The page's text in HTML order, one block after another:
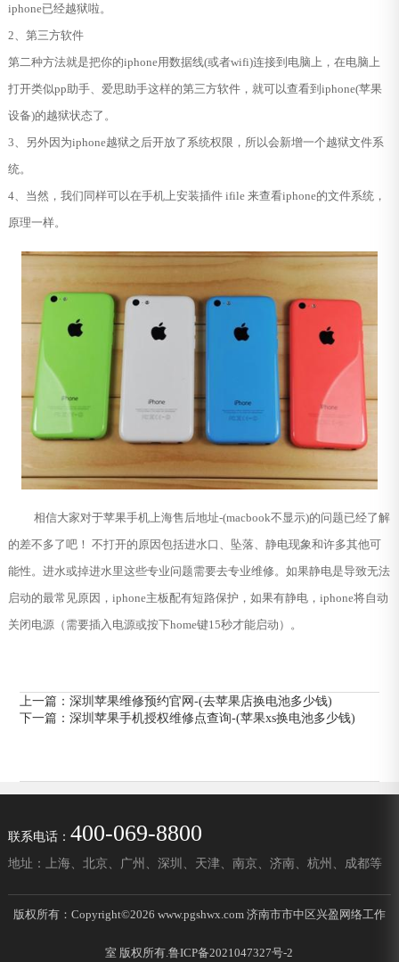
iphone已经越狱啦。
2、第三方软件
第二种方法就是把你的iphone用数据线(或者wifi)连接到电脑上，在电脑上
打开类似pp助手、爱思助手这样的第三方软件，就可以查看到iphone(苹果
设备)的越狱状态了。
3、另外因为iphone越狱之后开放了系统权限，所以会新增一个越狱文件系
统。
4、当然，我们同样可以在手机上安装插件 ifile 来查看iphone的文件系统，
原理一样。
相信大家对于苹果手机上海售后地址-(macbook不显示)的问题已经了解
的差不多了吧！ 不打开的原因包括进水口、坠落、静电现象和许多其他可
能性。进水或掉进水里这些专业问题需要去专业维修。如果静电是导致无法
启动的最常见原因，iphone主板配有短路保护，如果有静电，iphone将自动
关闭电源（需要插入电源或按下home键15秒才能启动）。
上一篇：深圳苹果维修预约官网-(去苹果店换电池多少钱)
下一篇：深圳苹果手机授权维修点查询-(苹果xs换电池多少钱)
联系电话： 400-069-8800
地址：上海、北京、广州、深圳、天津、南京、济南、杭州、成都等
版权所有：Copyright©2026 www.pgshwx.com 济南市市中区兴盈网络工作
室 版权所有.鲁ICP备2021047327号-2